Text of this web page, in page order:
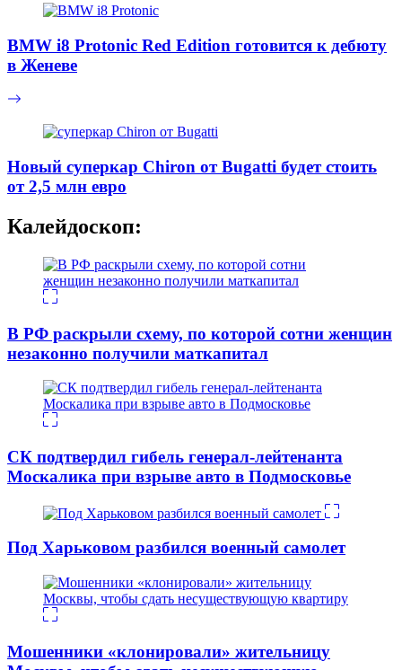
BMW i8 Protonic Red Edition готовится к дебюту
в Женеве
Новый суперкар Chiron от Bugatti будет стоить
от 2,5 млн евро
Калейдоскоп:
В РФ раскрыли схему, по которой сотни женщин
незаконно получили маткапитал
СК подтвердил гибель генерал-лейтенанта
Москалика при взрыве авто в Подмосковье
Под Харьковом разбился военный самолет
Мошенники «клонировали» жительницу